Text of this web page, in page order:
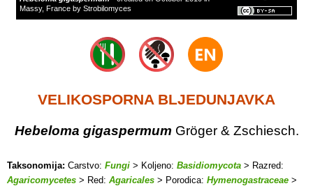
Massy, France by Strobilomyces
VELIKOSPORNA BLJEDUNJAVKA
Hebeloma gigaspermum Gröger & Zschiesch.
Taksonomija: Carstvo: Fungi > Koljeno: Basidiomycota > Razred:
Agaricomycetes > Red: Agaricales > Porodica: Hymenogastraceae >